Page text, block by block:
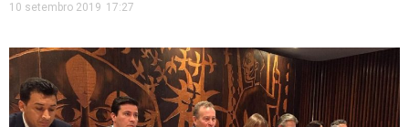
10 setembro 2019 17:27